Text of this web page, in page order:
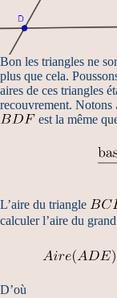
Bon les triangles ne
plus que cela.
aires de ces triangles
recouvrement. Notons
est la même
L’aire du triangle
calculer l’aire du
D’où